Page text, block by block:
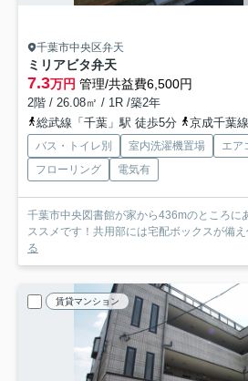
千葉市中央区弁天
ミリアビタ弁天
7.3万円 管理/共益費6,500円
2階 / 26.08㎡ / 1R /築2年
総武線「千葉」駅 徒歩5分
京成千葉
バス・トイレ別 室内洗濯機置場 エア
フローリング
電気有
千葉市中央図書館が家から436mのところに
ススメです！共用部には宅配ボックスが備
る
賃貸マンション